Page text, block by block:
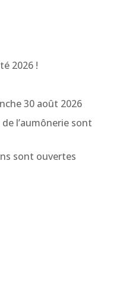
2026 !
30 août 2026
l’aumônerie sont
sont ouvertes